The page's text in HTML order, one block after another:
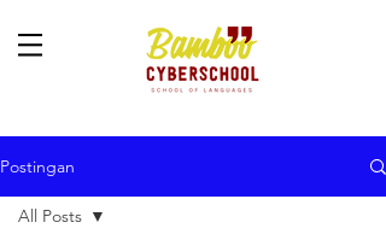
Postingan
All Posts